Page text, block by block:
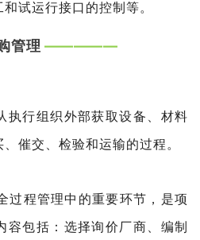
试运行接口的控制等。
管理 —————
执行组织外部获取设备、材料
催交、检验和运输的过程。
过程管理中的重要环节，是项
容包括：选择询价厂商、编制